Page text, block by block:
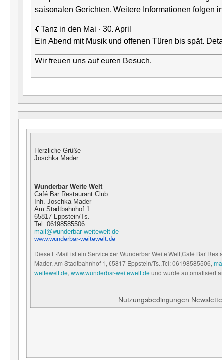
saisonalen Gerichten. Weitere Informationen folgen
💃 Tanz in den Mai · 30. April
Ein Abend mit Musik und offenen Türen bis spät.
Wir freuen uns auf euren Besuch.
Herzliche Grüße
Joschka Mader
Wunderbar Weite Welt
Café Bar Restaurant Club
Inh. Joschka Mader
Am Stadtbahnhof 1
65817 Eppstein/Ts.
Tel: 06198585506
mail@wunderbar-weitewelt.de
www.wunderbar-weitewelt.de
Diese E-Mail ist ein Service der Wunderbar Weite Welt,Café Bar
Mader, Am Stadtbahnhof 1, 65817 Eppstein/Ts.,Tel: 06198585506,
weitewelt.de, www.wunderbar-weitewelt.de und wurde automatisiert
Nutzungsbedingungen